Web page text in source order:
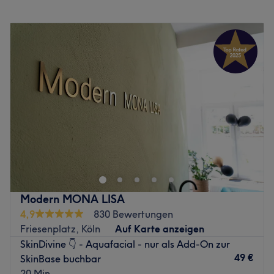
gemütliche Einrichtung fühlt man sich dabei gut
aufgehoben und kann jegliche Behandlung entspannt
genießen.
Zurück zur Salonansicht
11:00
19:00
11:00–18:00
Donnerstag
–19:00
Freitag
18:00
Samstag
Möchtest du für dich und deine Haut etwas Gutes tun?
Kosmetikstudios Julia Gaun an! In der Bismarckstraße 34
findest du deinen neuen Ansprechpartner für perfekte
Haut. Buche dir einfach online deinen Wunschtermin mit
Treatwell!
In dem Kosmetikstudio, im Herzen von Köln, bieten Julia
und ihre Kollegin dir einige der modernsten
Behandlungen die es auf dem heutigen Beautymarkt gibt
Modern MONA LISA
4,9
830 Bewertungen
Friesenplatz, Köln
Auf Karte anzeigen
SkinDivine 👇 - Aquafacial - nur als Add-On zur
SkinBase buchbar
49 €